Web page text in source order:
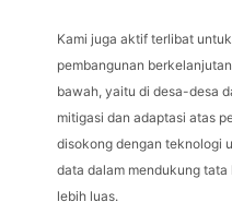
Kami juga aktif terlibat
pembangunan
bawah, yaitu di desa-desa
mitigasi dan adaptasi atas
disokong dengan teknologi
data dalam mendukung
lebih luas.